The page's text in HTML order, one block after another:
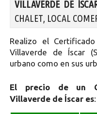
VILLAVERDE DE
CHALET, LOCAL
Realizo el
Villaverde de Íscar
urbano como en sus
El precio de un
Villaverde de Íscar es: